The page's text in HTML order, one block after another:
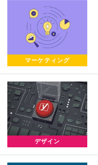
マーケティング
デザイン